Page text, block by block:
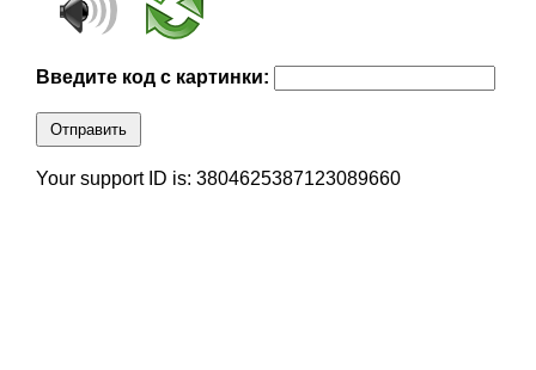
Введите код с картинки:
Отправить
Your support ID is: 3804625387123089660